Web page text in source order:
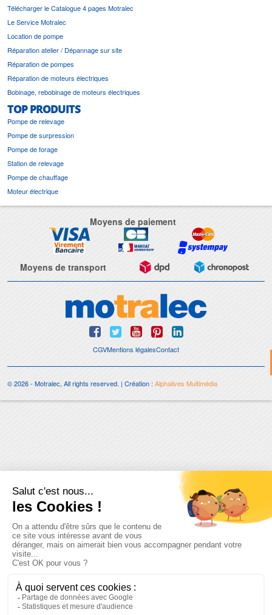
Télécharger le Catalogue 4 pages Motralec
Le Service Motralec
Location de pompe
Réparation atelier / Dépannage sur site
Réparation de pompes
Réparation de moteurs électriques
Bobinage, rebobinage de moteurs électriques
TOP PRODUITS
Pompe de relevage
Pompe de surpression
Pompe de forage
Station de relevage
Pompe de chauffage
Moteur électrique
Moyens de paiement
Moyens de transport
CGVMentions légalesContact
© 2026 - Motralec, All rights reserved. | Création : Alphalives Multimédia